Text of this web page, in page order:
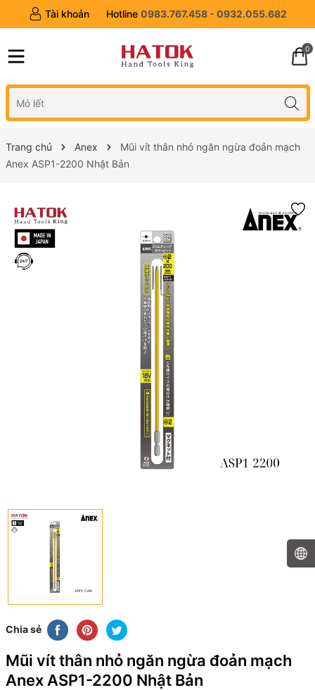
Tài khoản Hotline 0983.767.458 - 0932.055.682
0
Trang chủ Anex
Mũi vít thân nhỏ ngăn ngừa đoản mạch
Anex ASP1-2200 Nhật Bản
Chia sẻ
Mũi vít thân nhỏ ngăn ngừa đoản mạch
Anex ASP1-2200 Nhật Bản